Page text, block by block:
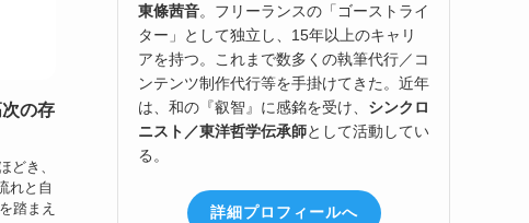
の存
どき、
れと自
踏まえ
東條茜音。フリーランスの「ゴーストライ
ター」として独立し、15年以上のキャリ
アを持つ。これまで数多くの執筆代行／コ
ンテンツ制作代行等を手掛けてきた。近年
は、和の『叡智』に感銘を受け、 シンクロ
ニスト／東洋哲学伝承師として活動してい
る。
詳細プロフィールへ